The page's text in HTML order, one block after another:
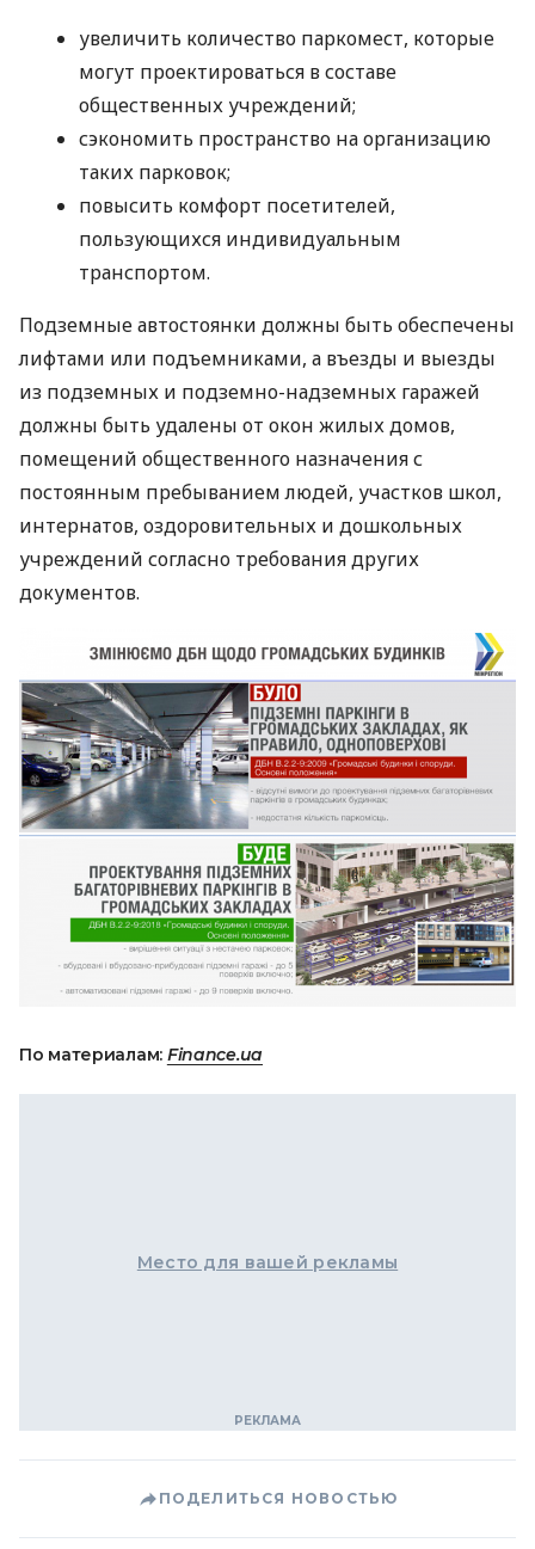
увеличить количество паркомест, которые
могут проектироваться в составе
общественных учреждений;
сэкономить пространство на организацию
таких парковок;
повысить комфорт посетителей,
пользующихся индивидуальным
транспортом.
Подземные автостоянки должны быть обеспечены
лифтами или подъемниками, а въезды и выезды
из подземных и подземно-надземных гаражей
должны быть удалены от окон жилых домов,
помещений общественного назначения с
постоянным пребыванием людей, участков школ,
интернатов, оздоровительных и дошкольных
учреждений согласно требования других
документов.
По материалам: Finance.ua
Место для вашей рекламы
ПОДЕЛИТЬСЯ НОВОСТЬЮ